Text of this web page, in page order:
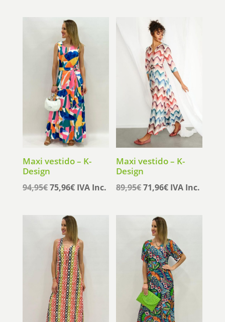
Maxi vestido – K-
Design
94,95€El
original
era:
94,95€.
75,96€El
es:
75,96€.
IVA Inc.
Maxi vestido – K-
Design
89,95€El
era:
89,95€.
71,96€El
71,96€.
IVA Inc.